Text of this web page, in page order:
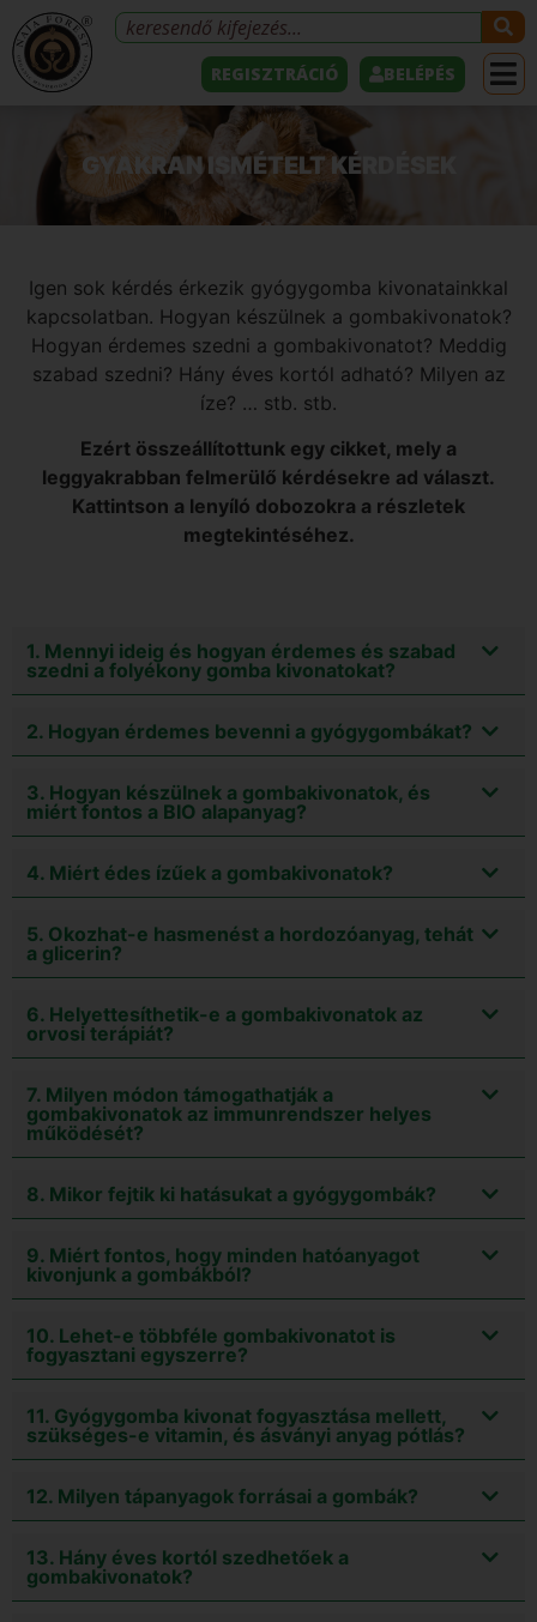
REGISZTRÁCIÓ BELÉPÉS
GYAKRAN ISMÉTELT KÉRDÉSEK
Igen sok kérdés érkezik gyógygomba kivonatainkkal
kapcsolatban. Hogyan készülnek a gombakivonatok?
Hogyan érdemes szedni a gombakivonatot? Meddig
szabad szedni? Hány éves kortól adható? Milyen az
íze? … stb. stb.
Ezért összeállítottunk egy cikket, mely a
leggyakrabban felmerülő kérdésekre ad választ.
Kattintson a lenyíló dobozokra a részletek
megtekintéséhez.
1. Mennyi ideig és hogyan érdemes és szabad
szedni a folyékony gomba kivonatokat?
2. Hogyan érdemes bevenni a gyógygombákat?
3. Hogyan készülnek a gombakivonatok, és
miért fontos a BIO alapanyag?
4. Miért édes ízűek a gombakivonatok?
5. Okozhat-e hasmenést a hordozóanyag, tehát
a glicerin?
6. Helyettesíthetik-e a gombakivonatok az
orvosi terápiát?
7. Milyen módon támogathatják a
gombakivonatok az immunrendszer helyes
működését?
8. Mikor fejtik ki hatásukat a gyógygombák?
9. Miért fontos, hogy minden hatóanyagot
kivonjunk a gombákból?
10. Lehet-e többféle gombakivonatot is
fogyasztani egyszerre?
11. Gyógygomba kivonat fogyasztása mellett,
szükséges-e vitamin, és ásványi anyag pótlás?
12. Milyen tápanyagok forrásai a gombák?
13. Hány éves kortól szedhetőek a
gombakivonatok?